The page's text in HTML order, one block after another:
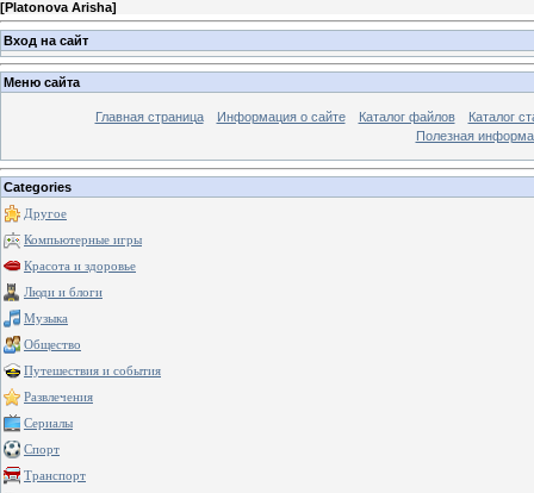
[Platonova Arisha]
Вход на сайт
Меню сайта
Главная страница Информация о сайте Каталог файлов
Каталог
Полезная
Categories
Другое
Компьютерные игры
Красота и здоровье
Люди и блоги
Музыка
Общество
Путешествия и события
Развлечения
Сериалы
Спорт
Транспорт